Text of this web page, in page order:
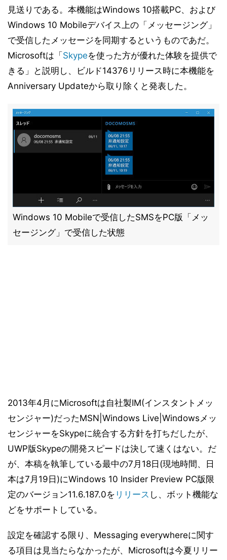
見送りである。本機能はWindows 10搭載PC、および
Windows 10 Mobileデバイス上の「メッセージング」
で受信したメッセージを同期するというものであだ。
Microsoftは「 Skypeを使った方が優れた体験を提供で
きる」と説明し、ビルド14376リリース時に本機能を
Anniversary Updateから取り除くと発表した。
Windows 10 Mobileで受信したSMSをPC版「メッ
セージング」で受信した状態
2013年4月にMicrosoftは自社製IM(インスタントメッ
センジャー)だったMSN|Windows Live|Windowsメッ
センジャーをSkypeに統合する方針を打ちだしたが、
UWP版Skypeの開発スピードは決して速くはない。だ
が、本稿を執筆している最中の7月18日(現地時間、日
本は7月19日)にWindows 10 Insider Preview PC版限
定のバージョン11.6.187.0を リリース し、ボット機能な
どをサポートしている。
設定を確認する限り、Messaging everywhereに関す
る項目は見当たらなかったが、Microsoftは今夏リリー